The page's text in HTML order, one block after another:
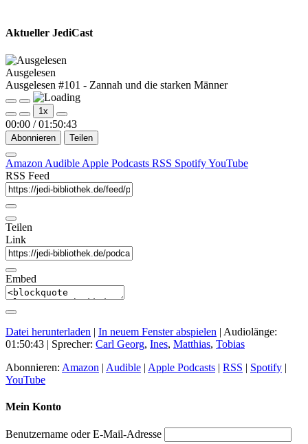
Aktueller JediCast
Ausgelesen
Ausgelesen #101 - Zannah und die starken Männer
Play
Episode
Pause
Episode
1x
00:00 / 01:50:43
Abonnieren Teilen
Amazon Audible Apple Podcasts RSS SpotifyYouTube
RSS Feed
Teilen
Link
Embed
Datei herunterladen | In neuem Fenster abspielen | Audiolänge:
01:50:43 | Sprecher: Carl Georg, Ines, Matthias, Tobias
Abonnieren: Amazon | Audible | Apple Podcasts | RSS | Spotify |
YouTube
Mein Konto
Benutzername oder E-Mail-Adresse